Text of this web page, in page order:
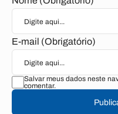
E-mail (Obrigatório)
Salvar meus dados neste
comentar.